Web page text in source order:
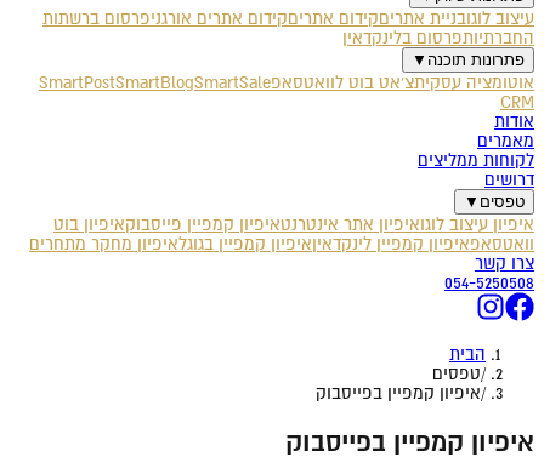
עיצוב לוגובניית אתריםקידום אתריםקידום אתרים אורגניפרסום ברשתות
החברתיותפרסום בלינקדאין
פתרונות תוכנה ▼
אוטומציה עסקיתצ'אט בוט לוואטסאפ SmartPostSmartBlogSmartSale
CRM
אודות
מאמרים
לקוחות ממליצים
דרושים
טפסים ▼
איפיון עיצוב לוגואיפיון אתר אינטרנטאיפיון קמפיין פייסבוקאיפיון בוט
וואטסאפאיפיון קמפיין לינקדאיןאיפיון קמפיין בגוגלאיפיון מחקר מתחרים
צרו קשר
054-5250508
הבית
/טפסים
/איפיון קמפיין בפייסבוק
איפיון קמפיין בפייסבוק